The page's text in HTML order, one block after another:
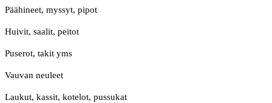
Päähineet, myssyt, pipot
Huivit, saalit, peitot
Puserot, takit yms
Vauvan neuleet
Laukut, kassit, kotelot, pussukat